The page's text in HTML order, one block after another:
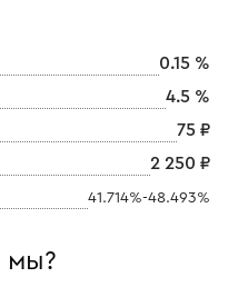
0.15 %
4.5 %
75 ₽
2 250 ₽
41.714%-48.493%
мы?